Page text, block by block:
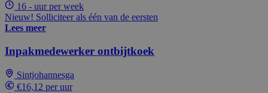
16 - uur per week
Nieuw! Solliciteer als één van de eersten
Lees meer
Inpakmedewerker ontbijtkoek
Sintjohannesga
€16,12 per uur